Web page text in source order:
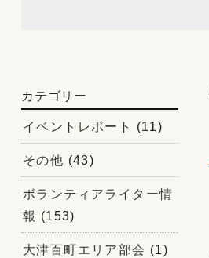
カテゴリー
イベントレポート (11)
その他 (43)
ボランティアライター情
報 (153)
大津百町エリア部会 (1)